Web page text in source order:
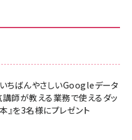
ちばんやさしいGoogleデータ
師が教える業務で使えるダッ
』を3名様にプレゼント